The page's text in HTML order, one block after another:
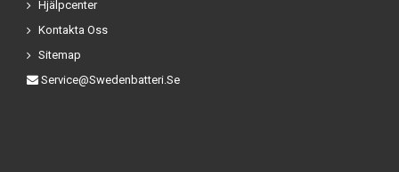
Hjälpcenter
Kontakta Oss
Sitemap
Service@swedenbatteri.se